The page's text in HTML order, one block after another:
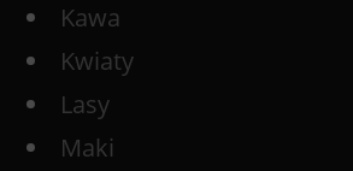
Kawa
Kwiaty
Lasy
Maki